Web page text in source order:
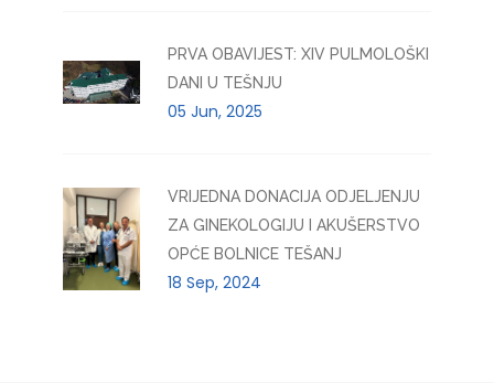
PRVA OBAVIJEST: XIV PULMOLOŠKI
DANI U TEŠNJU
05 Jun, 2025
VRIJEDNA DONACIJA ODJELJENJU
ZA GINEKOLOGIJU I AKUŠERSTVO
OPĆE BOLNICE TEŠANJ
18 Sep, 2024